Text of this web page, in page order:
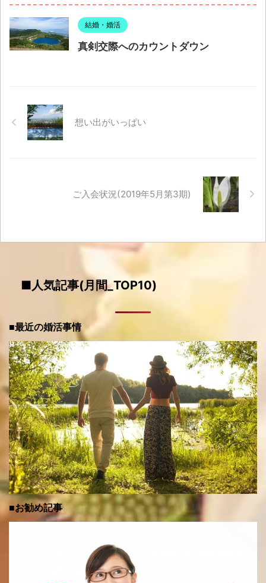
結婚・婚活
真剣交際へのカウントダウン
想い出がいっぱい
ご入会状況(2019年5月第3期)
■人気記事(月間_TOP10)
■最近の婚活事情
■お勧め記事